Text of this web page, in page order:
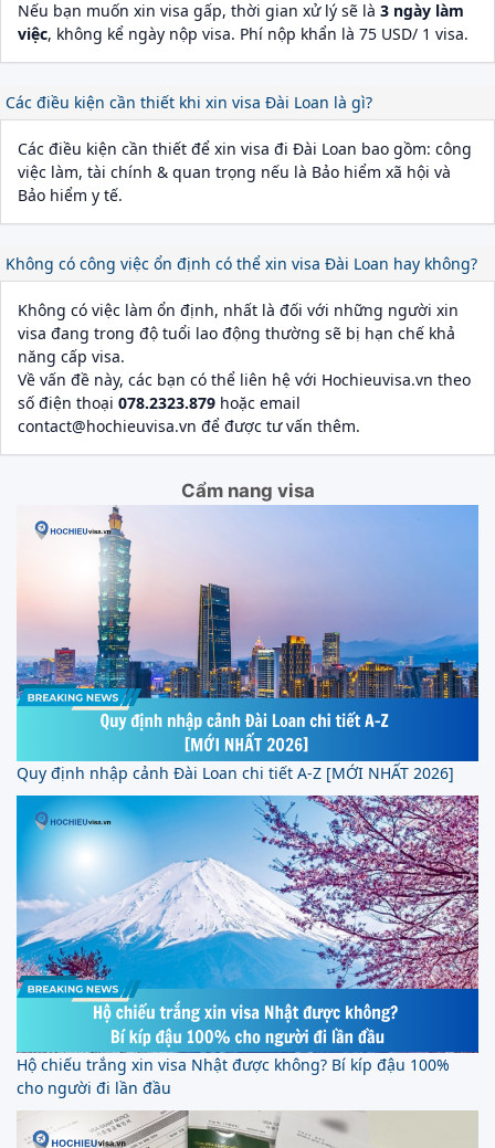
Nếu bạn muốn xin visa gấp, thời gian xử lý sẽ là 3 ngày làm
việc, không kể ngày nộp visa. Phí nộp khẩn là 75 USD/ 1 visa.
Các điều kiện cần thiết khi xin visa Đài Loan là gì?
Các điều kiện cần thiết để xin visa đi Đài Loan bao gồm: công
việc làm, tài chính & quan trọng nếu là Bảo hiểm xã hội và
Bảo hiểm y tế.
Không có công việc ổn định có thể xin visa Đài Loan hay không?
Không có việc làm ổn định, nhất là đối với những người xin
visa đang trong độ tuổi lao động thường sẽ bị hạn chế khả
năng cấp visa.
Về vấn đề này, các bạn có thể liên hệ với Hochieuvisa.vn theo
số điện thoại 078.2323.879 hoặc email
contact@hochieuvisa.vn để được tư vấn thêm.
Cẩm nang visa
Quy định nhập cảnh Đài Loan chi tiết A-Z [MỚI NHẤT 2026]
Hộ chiếu trắng xin visa Nhật được không? Bí kíp đậu 100%
cho người đi lần đầu